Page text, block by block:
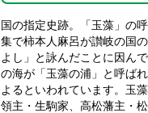
国の指定史跡。「玉藻」の
集で柿本人麻呂が讃岐の国
よし」と詠んだことに因ん
の海が「玉藻の浦」と呼ば
よるといわれています。玉
領主・生駒家、高松藩主・